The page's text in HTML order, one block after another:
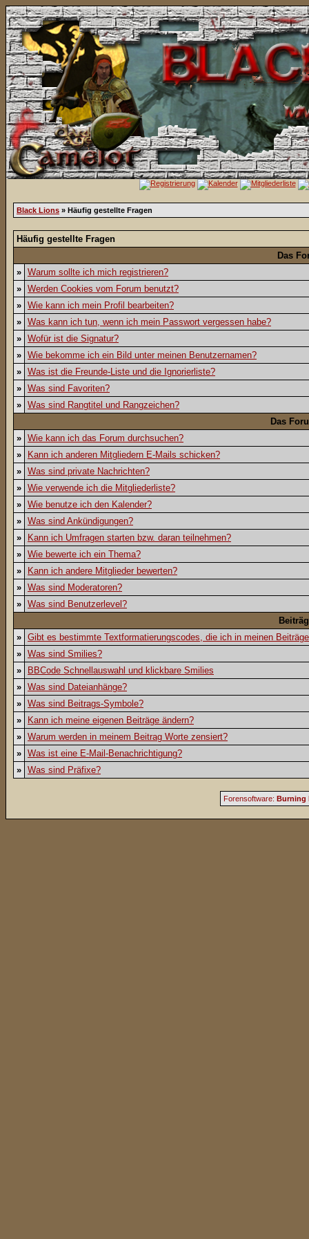
Black Lions » Häufig gestellte Fragen
Häufig gestellte Fragen
Das
» Warum sollte ich mich registrieren?
» Werden Cookies vom Forum benutzt?
» Wie kann ich mein Profil bearbeiten?
» Was kann ich tun, wenn ich mein Passwort vergessen habe?
» Wofür ist die Signatur?
» Wie bekomme ich ein Bild unter meinen Benutzernamen?
» Was ist die Freunde-Liste und die Ignorierliste?
» Was sind Favoriten?
» Was sind Rangtitel und Rangzeichen?
Das
» Wie kann ich das Forum durchsuchen?
»
Kann ich anderen Mitgliedern E-Mails schicken?
» Was sind private Nachrichten?
» Wie verwende ich die Mitgliederliste?
» Wie benutze ich den Kalender?
» Was sind Ankündigungen?
»
Kann ich Umfragen starten bzw. daran teilnehmen?
» Wie bewerte ich ein Thema?
»
Kann ich andere Mitglieder bewerten?
» Was sind Moderatoren?
» Was sind Benutzerlevel?
» Gibt es bestimmte Textformatierungscodes, die ich in meinen
» Was sind Smilies?
»
BBCode Schnellauswahl und klickbare Smilies
» Was sind Dateianhänge?
» Was sind Beitrags-Symbole?
»
Kann ich meine eigenen Beiträge ändern?
» Warum werden in meinem Beitrag Worte zensiert?
» Was ist eine E-Mail-Benachrichtigung?
» Was sind Präfixe?
Forensoftware: Burning